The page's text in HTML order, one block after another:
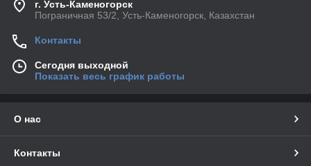
г. Усть-Каменогорск
Пограничная 53/2, Усть-Каменогорск, Казахстан
Контакты
Сегодня выходной
Показать весь график работы
О нас
Контакты